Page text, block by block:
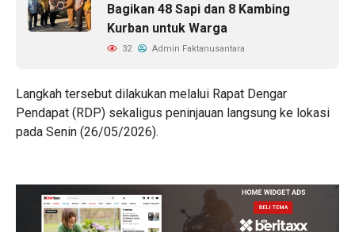
Bagikan 48 Sapi dan 8 Kambing
Kurban untuk Warga
32 Admin Faktanusantara
Langkah tersebut dilakukan melalui Rapat Dengar
Pendapat (RDP) sekaligus peninjauan langsung ke lokasi
pada Senin (26/05/2026).